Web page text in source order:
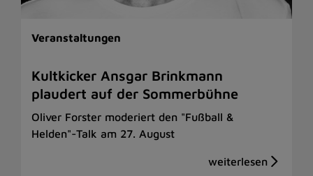
Veranstaltungen
Kultkicker Ansgar Brinkmann
plaudert auf der Sommerbühne
Oliver Forster moderiert den "Fußball &
Helden"-Talk am 27. August